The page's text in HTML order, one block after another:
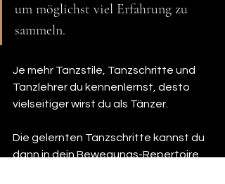
um möglichst viel Erfahrung zu
sammeln.
Je mehr Tanzstile, Tanzschritte und
Tanzlehrer du kennenlernst, desto
vielseitiger wirst du als Tänzer.
Die gelernten Tanzschritte kannst du
dann in dein Bewegungs-Repertoire